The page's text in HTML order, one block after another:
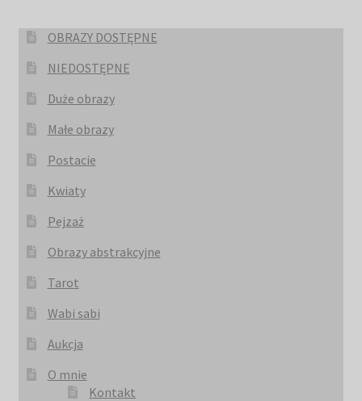
OBRAZY DOSTĘPNE
NIEDOSTĘPNE
Duże obrazy
Małe obrazy
Postacie
Kwiaty
Pejzaż
Obrazy abstrakcyjne
Tarot
Wabi sabi
Aukcja
O mnie
Kontakt